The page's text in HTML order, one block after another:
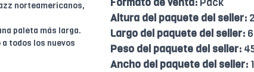
norteamericanos,
paleta más larga.
todos los nuevos
Altura del paquete del seller:
Largo del paquete del seller:
Peso del paquete del seller:
Ancho del paquete del seller: